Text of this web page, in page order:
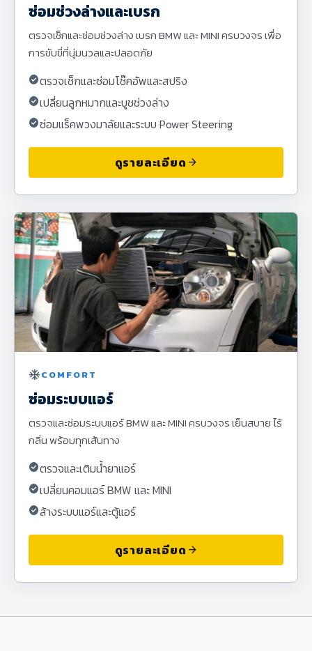
ซ่อมช่วงล่างและเบรก
ตรวจเช็กและซ่อมช่วงล่าง เบรก BMW และ MINI ครบวงจร เพื่อ
การขับขี่ที่นุ่มนวลและปลอดภัย
check_circleตรวจเช็กและซ่อมโช๊คอัพและสปริง
check_circleเปลี่ยนลูกหมากและบูชช่วงล่าง
check_circleซ่อมแร็คพวงมาลัยและระบบ Power Steering
ดูรายละเอียด arrow_forward
ac_unitCOMFORT
ซ่อมระบบแอร์
ตรวจและซ่อมระบบแอร์ BMW และ MINI ครบวงจร เย็นสบาย ไร้
กลิ่น พร้อมทุกเส้นทาง
check_circleตรวจและเติมน้ำยาแอร์
check_circleเปลี่ยนคอมแอร์ BMW และ MINI
check_circleล้างระบบแอร์และตู้แอร์
ดูรายละเอียด arrow_forward